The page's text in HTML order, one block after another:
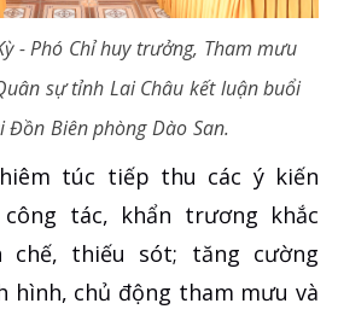
- Phó Chỉ huy trưởng, Tham mưu
sự tỉnh Lai Châu kết luận buổi
Biên phòng Dào San.
túc tiếp thu các ý kiến
tác, khẩn trương khắc
chế, thiếu sót; tăng cường
hình, chủ động tham mưu và